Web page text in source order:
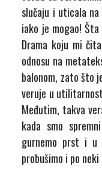
slučaju i uticala
iako je mogao!
Drama koju mi
odnosu na
balonom, zato što
veruje u
Međutim, takva
kada smo
gurnemo prst i u
probušimo i po neki